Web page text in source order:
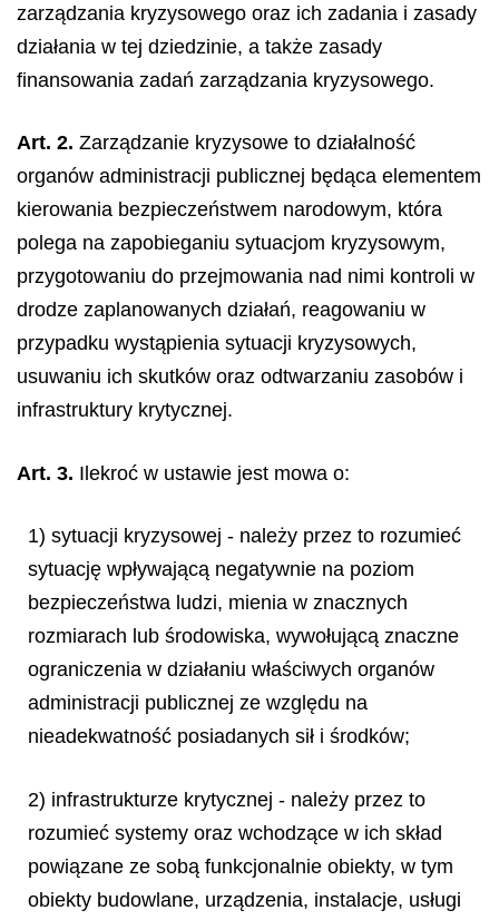
zarządzania kryzysowego oraz ich zadania i zasady
działania w tej dziedzinie, a także zasady
finansowania zadań zarządzania kryzysowego.
Art. 2. Zarządzanie kryzysowe to działalność
organów administracji publicznej będąca elementem
kierowania bezpieczeństwem narodowym, która
polega na zapobieganiu sytuacjom kryzysowym,
przygotowaniu do przejmowania nad nimi kontroli w
drodze zaplanowanych działań, reagowaniu w
przypadku wystąpienia sytuacji kryzysowych,
usuwaniu ich skutków oraz odtwarzaniu zasobów i
infrastruktury krytycznej.
Art. 3. Ilekroć w ustawie jest mowa o:
1) sytuacji kryzysowej - należy przez to rozumieć
sytuację wpływającą negatywnie na poziom
bezpieczeństwa ludzi, mienia w znacznych
rozmiarach lub środowiska, wywołującą znaczne
ograniczenia w działaniu właściwych organów
administracji publicznej ze względu na
nieadekwatność posiadanych sił i środków;
2) infrastrukturze krytycznej - należy przez to
rozumieć systemy oraz wchodzące w ich skład
powiązane ze sobą funkcjonalnie obiekty, w tym
obiekty budowlane, urządzenia, instalacje, usługi